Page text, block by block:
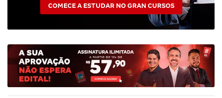
COMECE A ESTUDAR NO GRAN CURSOS